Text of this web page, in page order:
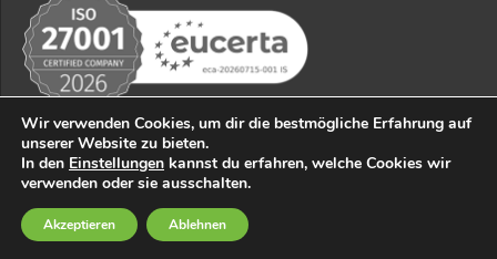
Wir verwenden Cookies, um dir die bestmögliche Erfahrung auf
unserer Website zu bieten.
In den Einstellungen kannst du erfahren, welche Cookies wir
verwenden oder sie ausschalten.
Akzeptieren Ablehnen
© 2026 CONVIDIUS business solutions GmbHImpressum